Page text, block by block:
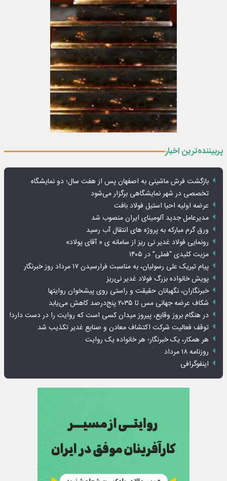
پربیننده‌ترین اخبار
بازگشت فرش ماشینی به اصفهان پس از هفت سال؛ دو نمایشگاه
تخصصی در شهر نمایشگاهی برگزار می‌شود
عرضه اولیه احیا استیل فولاد بافت
مدیرعامل جدید آلومینای ایران منصوب شد
ورق گرم مبارکه به پروژه های انتقال آب رسید
رونمایی فولاد غدیر نی ریز از سامانه ی « آقای پولاد»
مزیت کلیدی “فملی” در ۱۴۰۵
پیام تبریک علی رسولیان، به مناسبت فرارسیدن ۱۷ مرداد روز خبرنگار
پویش خانواده بزرگ فولاد غدیر نی‌ریز
خبرنگاران، نگهبانان حقیقت و راستی روی پیشخوان روایت­ها
شکاف عرضه جهانی مس تا ۲۰۳۵ پنج‌درصد کاهش می‌یابد
در هنگام بروز وقایع، پیروز میدان کسی است که روایت را در دست دارد!
توقف فعالیت شرکت اکتشاف معادن و صنایع غدیر تکذیب شد
هر همکار، یک خبرنگار؛ هر خانواده یک روایت
روزنامه ۱۸ مرداد
اینفوگرافی